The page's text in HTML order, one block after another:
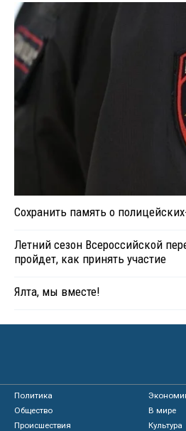
Сохранить память о
Летний сезон Всероссийской
пройдет, как принять участие
Ялта, мы вместе!
Политика
Общество
В мире
Происшествия
Культура